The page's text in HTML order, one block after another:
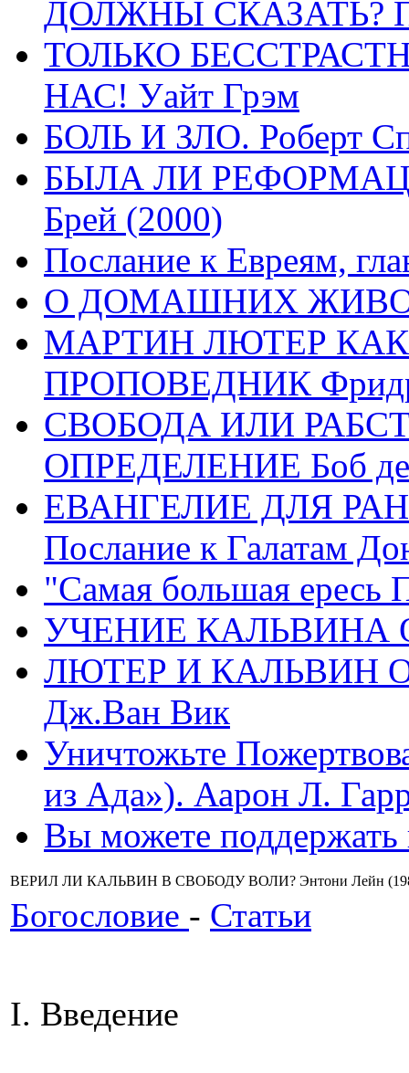
ДОЛЖНЫ СКАЗАТЬ?
ТОЛЬКО
НАС! Уайт Грэм
БОЛЬ И ЗЛО. Роберт
БЫЛА ЛИ
Брей (2000)
Послание к Евреям,
О ДОМАШНИХ
МАРТИН ЛЮТЕР
ПРОПОВЕДНИК
СВОБОДА ИЛИ
ОПРЕДЕЛЕНИЕ Боб де
ЕВАНГЕЛИЕ ДЛЯ
Послание к Галатам
"Самая большая ересь
УЧЕНИЕ КАЛЬВИНА
ЛЮТЕР И КАЛЬВИН
Дж.Ван Вик
Уничтожьте
из Ада»). Аарон Л.
Вы можете
ВЕРИЛ ЛИ КАЛЬВИН В СВОБОДУ ВОЛИ? Энтони Лейн
Богословие - Статьи
I. Введение